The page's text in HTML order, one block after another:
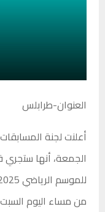
العنوان-طرابلس
أعلنت لجنة
الجمعة، أنها ستجري
من مساء اليوم